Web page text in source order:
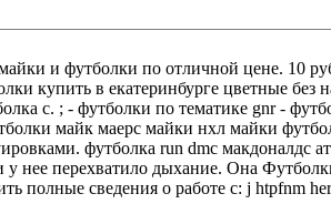
и футболки по отличной цене. 10
кампаний
run dmc макдоналдс атрибуты